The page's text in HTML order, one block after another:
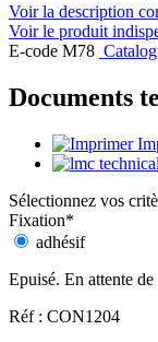
Voir la description
Voir le produit
E-code M78
Documents
Sélectionnez vos
Fixation*
adhésif
Epuisé. En attente
Réf : CON1204